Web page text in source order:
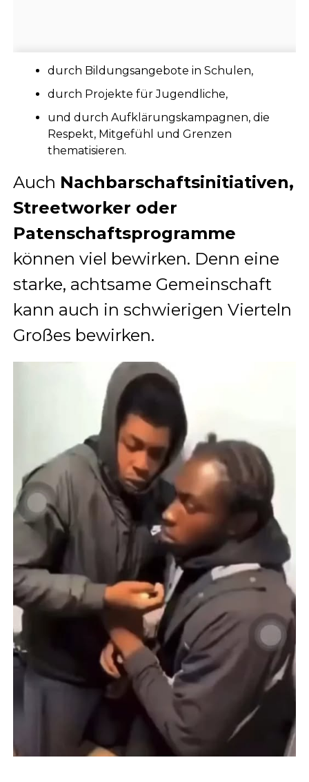
durch Bildungsangebote in Schulen,
durch Projekte für Jugendliche,
und durch Aufklärungskampagnen, die
Respekt, Mitgefühl und Grenzen
thematisieren.
Auch Nachbarschaftsinitiativen,
Streetworker oder
Patenschaftsprogramme
können viel bewirken. Denn eine
starke, achtsame Gemeinschaft
kann auch in schwierigen Vierteln
Großes bewirken.